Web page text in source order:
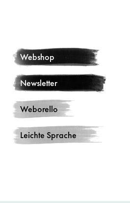
Webshop
Newsletter
Weborello
Leichte Sprache